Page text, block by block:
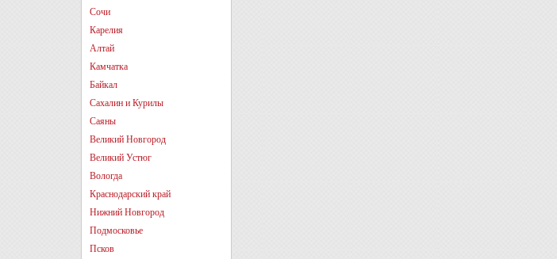
Сочи
Карелия
Алтай
Камчатка
Байкал
Сахалин и Курилы
Саяны
Великий Новгород
Великий Устюг
Вологда
Краснодарский край
Нижний Новгород
Подмосковье
Псков